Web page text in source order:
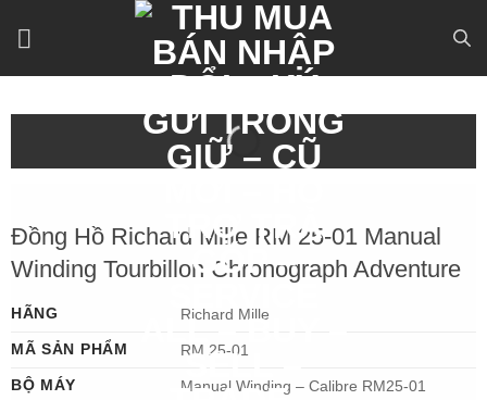
Đồng Hồ Richard Mille RM 25-01 Manual
Winding Tourbillon Chronograph Adventure
HÃNG
Richard Mille
MÃ SẢN PHẨM
RM 25-01
BỘ MÁY
Manual Winding – Calibre RM25-01